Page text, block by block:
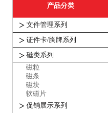
产品分类
文件管理系列
证件卡/胸牌系列
磁类系列
磁粒
磁条
磁块
软磁片
促销展示系列